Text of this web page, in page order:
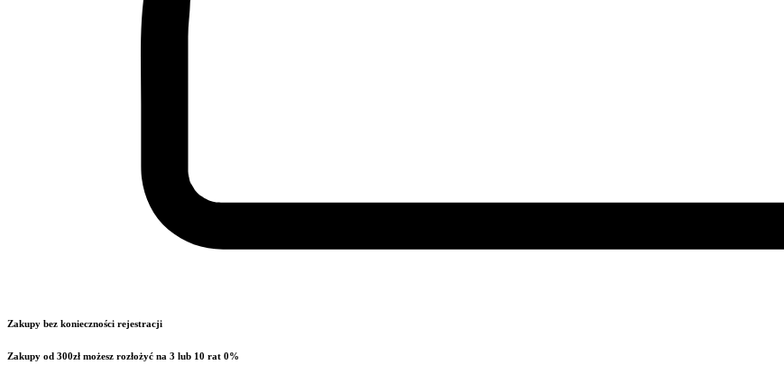
Zakupy bez konieczności rejestracji
Zakupy od 300zł możesz rozłożyć na 3 lub 10 rat 0%